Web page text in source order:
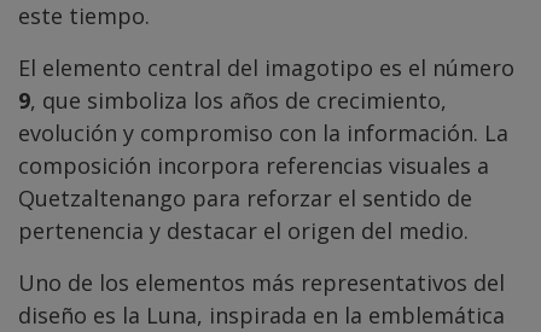
este tiempo.
El elemento central del imagotipo es el número
9, que simboliza los años de crecimiento,
evolución y compromiso con la información. La
composición incorpora referencias visuales a
Quetzaltenango para reforzar el sentido de
pertenencia y destacar el origen del medio.
Uno de los elementos más representativos del
diseño es la Luna, inspirada en la emblemática